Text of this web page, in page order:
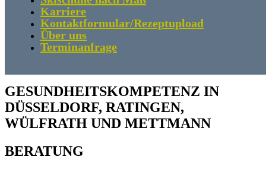
Karriere
Kontaktformular/Rezeptupload
Über uns
Terminanfrage
GESUNDHEITSKOMPETENZ IN
DÜSSELDORF, RATINGEN,
WÜLFRATH UND METTMANN
BERATUNG